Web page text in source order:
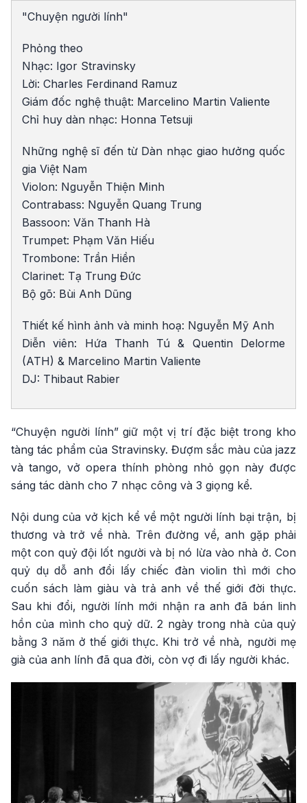
"Chuyện người lính"
Phỏng theo
Nhạc: Igor Stravinsky
Lời: Charles Ferdinand Ramuz
Giám đốc nghệ thuật: Marcelino Martin Valiente
Chỉ huy dàn nhạc: Honna Tetsuji
Những nghệ sĩ đến từ Dàn nhạc giao hưởng quốc
gia Việt Nam
Violon: Nguyễn Thiện Minh
Contrabass: Nguyễn Quang Trung
Bassoon: Văn Thanh Hà
Trumpet: Phạm Văn Hiếu
Trombone: Trần Hiền
Clarinet: Tạ Trung Đức
Bộ gõ: Bùi Anh Dũng
Thiết kế hình ảnh và minh hoạ: Nguyễn Mỹ Anh
Diễn viên: Hứa Thanh Tú & Quentin Delorme
(ATH) & Marcelino Martin Valiente
DJ: Thibaut Rabier
“Chuyện người lính” giữ một vị trí đặc biệt trong kho
tàng tác phẩm của Stravinsky. Đượm sắc màu của jazz
và tango, vở opera thính phòng nhỏ gọn này được
sáng tác dành cho 7 nhạc công và 3 giọng kể.
Nội dung của vở kịch kể về một người lính bại trận, bị
thương và trở về nhà. Trên đường về, anh gặp phải
một con quỷ đội lốt người và bị nó lừa vào nhà ở. Con
quỷ dụ dỗ anh đổi lấy chiếc đàn violin thì mới cho
cuốn sách làm giàu và trả anh về thế giới đời thực.
Sau khi đổi, người lính mới nhận ra anh đã bán linh
hồn của mình cho quỷ dữ. 2 ngày trong nhà của quỷ
bằng 3 năm ở thế giới thực. Khi trở về nhà, người mẹ
già của anh lính đã qua đời, còn vợ đi lấy người khác.